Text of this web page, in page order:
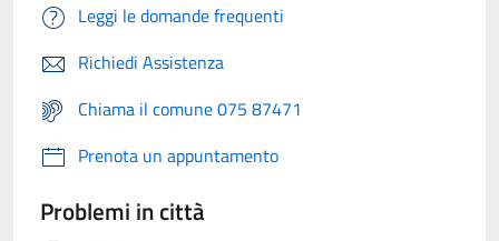
Leggi le domande frequenti
Richiedi Assistenza
Chiama il comune 075 87471
Prenota un appuntamento
Problemi in città